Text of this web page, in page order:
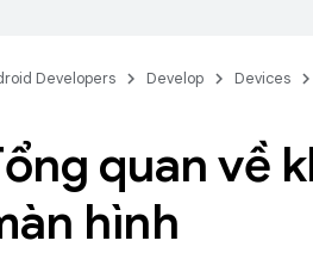
Developers Develop Devices
quan về
hình